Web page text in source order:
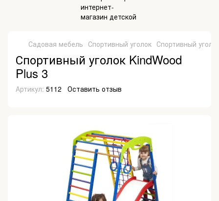
Садовая мебель Спортивный уголок Спортивный
Спортивный уголок KindWood
Plus 3
Артикул: 5112 Оставить отзыв